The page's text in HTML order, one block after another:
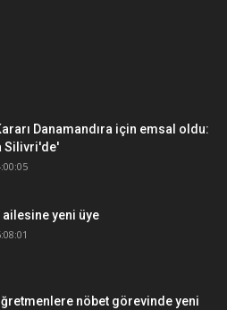
Danamandıra için emsal oldu:
Silivri'de'
ailesine yeni üye
nöbet görevinde yeni